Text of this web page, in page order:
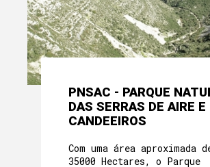
PNSAC - PARQUE
DAS SERRAS DE AIRE E
CANDEEIROS
Com uma área aproximada
35000 Hectares, o Parque